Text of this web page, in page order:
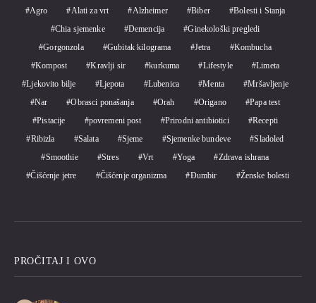
Agro Alati za vrt Alzheimer Biber
Bolesti i Stanja
Chia sjemenke
Demencija
Ginekološki pregledi
Gorgonzola
Gubitak kilograma Jetra
Kombucha
Kompost
Kravlji sir kurkuma Lifestyle
Limeta
Ljekovito bilje
Ljepota Lubenica Menta
Mršavljenje
Nar
Obrasci ponašanja Orah Origano
Papa test
Pistacije
povremeni post Prirodni antibiotici
Recepti
Ribizla
Salata Sjeme Sjemenke bundeve
Sladoled
Smoothie
Stres Vrt Yoga
Zdrava ishrana
Čišćenje jetre
Čišćenje organizma Đumbir Ženske bolesti
PROČITAJ I OVO